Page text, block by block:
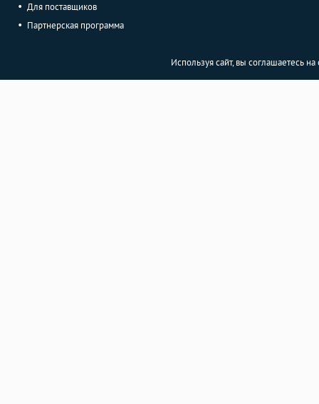
Для поставщиков
Партнерская программа
Используя сайт, вы соглашаетесь